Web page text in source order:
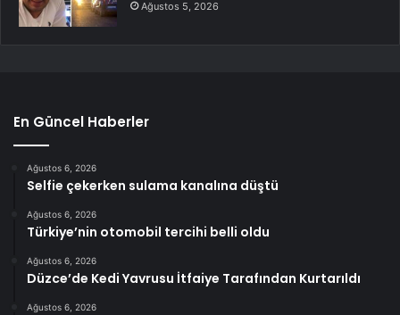
Ağustos 5, 2026
En Güncel Haberler
Ağustos 6, 2026
Selfie çekerken sulama kanalına düştü
Ağustos 6, 2026
Türkiye’nin otomobil tercihi belli oldu
Ağustos 6, 2026
Düzce’de Kedi Yavrusu İtfaiye Tarafından Kurtarıldı
Ağustos 6, 2026